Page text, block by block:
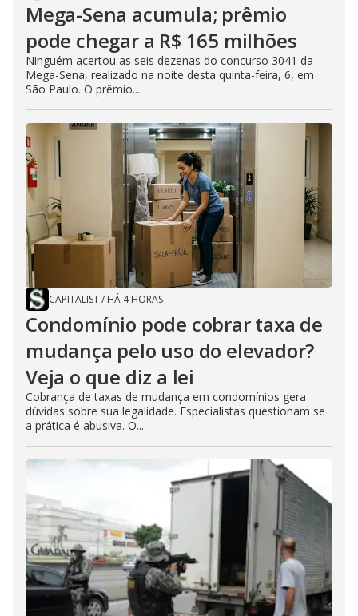
Mega-Sena acumula; prêmio
pode chegar a R$ 165 milhões
Ninguém acertou as seis dezenas do concurso 3041 da
Mega-Sena, realizado na noite desta quinta-feira, 6, em
São Paulo. O prêmio...
CAPITALIST/ HÁ 4 HORAS
Condomínio pode cobrar taxa de
mudança pelo uso do elevador?
Veja o que diz a lei
Cobrança de taxas de mudança em condomínios gera
dúvidas sobre sua legalidade. Especialistas questionam se
a prática é abusiva. O...